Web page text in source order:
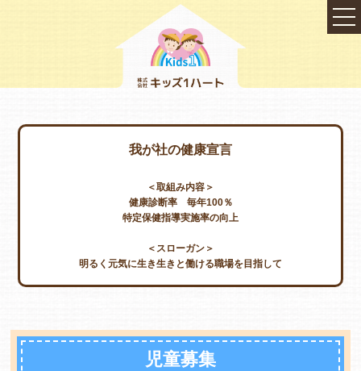
TOP
会社概要
我が社の健康宣言
＜取組み内容＞
健康診断率 毎年100％
特定保健指導実施率の向上
＜スローガン＞
明るく元気に生き生きと働ける職場を目指して
児童募集